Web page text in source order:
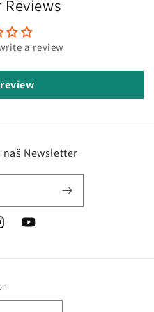
a review
Newsletter
YouTube